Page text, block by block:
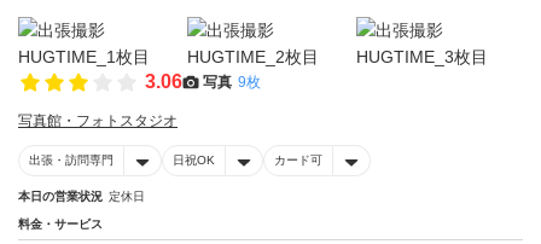
3.06 写真 9枚
写真館・フォトスタジオ
出張・訪問専門 日祝OK カード可
本日の営業状況 定休日
料金・サービス